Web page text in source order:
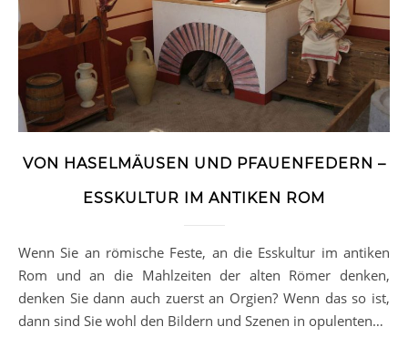
VON HASELMÄUSEN UND PFAUENFEDERN –
ESSKULTUR IM ANTIKEN ROM
Wenn Sie an römische Feste, an die Esskultur im antiken
Rom und an die Mahlzeiten der alten Römer denken,
denken Sie dann auch zuerst an Orgien? Wenn das so ist,
dann sind Sie wohl den Bildern und Szenen in opulenten…